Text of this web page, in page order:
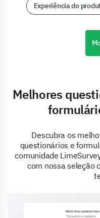
Experiência do
Melhores
Descubra os
questionários e
comunidade
com nossa seleção